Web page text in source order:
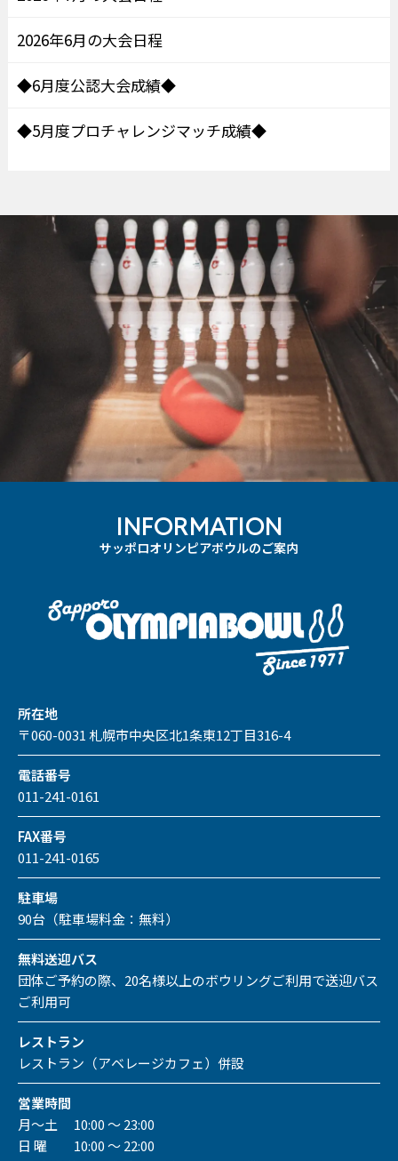
2026年6月の大会日程
◆6月度公認大会成績◆
◆5月度プロチャレンジマッチ成績◆
INFORMATION
サッポロオリンピアボウルのご案内
所在地
〒060-0031 札幌市中央区北1条東12丁目316-4
電話番号
011-241-0161
FAX番号
011-241-0165
駐車場
90台（駐車場料金：無料）
無料送迎バス
団体ご予約の際、20名様以上のボウリングご利用で送迎バス
ご利用可
レストラン
レストラン（アベレージカフェ）併設
営業時間
月～土 10:00 ～ 23:00
日 曜 10:00 ～ 22:00